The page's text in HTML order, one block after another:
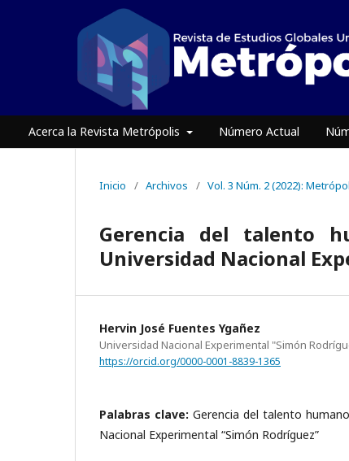
Acerca la Revista Metrópolis Número Actual
Inicio / Archivos / Vol. 3 Núm. 2 (2022):
Gerencia del talento
Universidad Nacional
Hervin José Fuentes Ygañez
Universidad Nacional Experimental "Simón
https://orcid.org/0000-0001-8839-1365
Palabras clave: Gerencia del talento
Nacional Experimental “Simón Rodríguez”